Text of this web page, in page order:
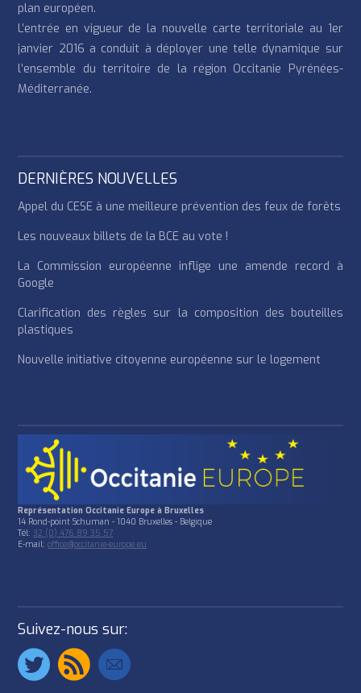
plan européen.
L’entrée en vigueur de la nouvelle carte territoriale au 1er
janvier 2016 a conduit à déployer une telle dynamique sur
l’ensemble du territoire de la région Occitanie Pyrénées-
Méditerranée.
DERNIÈRES NOUVELLES
Appel du CESE à une meilleure prévention des feux de forêts
Les nouveaux billets de la BCE au vote !
La Commission européenne inflige une amende record à
Google
Clarification des règles sur la composition des bouteilles
plastiques
Nouvelle initiative citoyenne européenne sur le logement
Représentation Occitanie Europe à Bruxelles
14 Rond-point Schuman - 1040 Bruxelles - Belgique
Tél:32 (0) 476 89 35 57
E-mail:office@occitanie-europe.eu
Suivez-nous sur: